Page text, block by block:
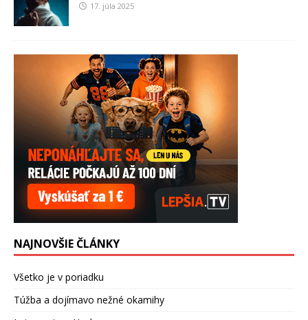
17. júla 2025
NAJNOVŠIE ČLÁNKY
Všetko je v poriadku
Túžba a dojímavo nežné okamihy